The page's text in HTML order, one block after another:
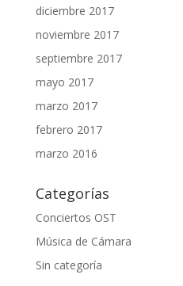
diciembre 2017
noviembre 2017
septiembre 2017
mayo 2017
marzo 2017
febrero 2017
marzo 2016
Categorías
Conciertos OST
Música de Cámara
Sin categoría